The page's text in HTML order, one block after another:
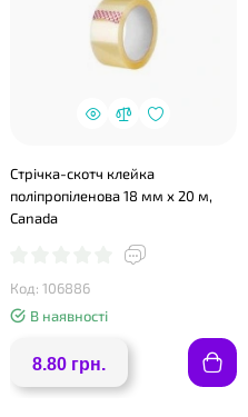
Стрічка-скотч клейка
поліпропіленова 18 мм х 20 м,
Canada
Код: 106886
В наявності
8.80 грн.